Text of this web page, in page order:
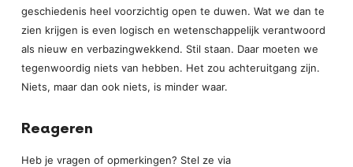
geschiedenis heel voorzichtig open te duwen. Wat we dan te
zien krijgen is even logisch en wetenschappelijk verantwoord
als nieuw en verbazingwekkend. Stil staan. Daar moeten we
tegenwoordig niets van hebben. Het zou achteruitgang zijn.
Niets, maar dan ook niets, is minder waar.
Reageren
Heb je vragen of opmerkingen? Stel ze via